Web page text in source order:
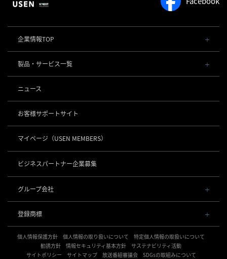
企業情報TOP
会社概要・役員一覧
事業内容
社長メッセージ
事業所一覧
店舗DX
グループ会社
製品・サービス一覧
POSレジ 他
USENレジ
USENセルフレジ
USENレジTAB HEALTHCARE
USEN ハンディ
USEN Mobile Order
USEN Tablet Order
USEN Order & Pay
USEN My Menu Premium
キャッシュレス決済
USEN PAY
USEN PAY QR
KettyBot Pro（配膳）
PuduBot2（配膳）
BellaBot Pro（配膳）
PUDU T300（運搬）
PUDU CC1（清掃）
KLEENBOT C30（清掃）
集客・予約
USEN SMART RESERVE
ヒトサラ
サロン向け予約システム
「USEN RESERVE BEAUTY」
⁩音楽配信
USEN MUSIC Entertainment
OTORAKU -音・楽-
CM録音機能つきBGM
海外店舗BGM
通信
USEN AIR UNLIMITED
USEN AIR
USEN光
USEN PHONE
防犯カメラ
USEN Camera
お役立ち情報
ニュース
お客様サポートサイト
マイページ （USEN MEMBERS）
ビジネスパートナー企業募集
グループ会社
USEN & U-NEXT GROUP
株式会社 U-NEXT HOLDINGS
登録商標
登録第７０２６８８０号
登録第６６５８３１３号
個人情報保護方針 個人情報の取り扱いについて
特定個人情報の取扱いについて
勧誘方針
情報セキュリティ基本方針
サステナビリティ活動
サイトポリシー
サイトマップ 放送番組審議会 SDGsの取組みについて